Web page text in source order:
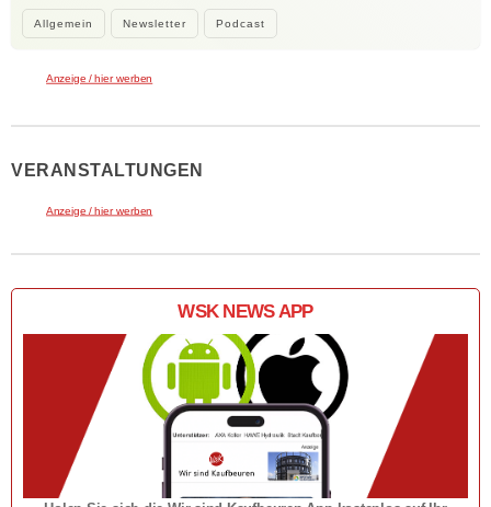
Allgemein Newsletter Podcast
Anzeige / hier werben
VERANSTALTUNGEN
Anzeige / hier werben
WSK NEWS APP